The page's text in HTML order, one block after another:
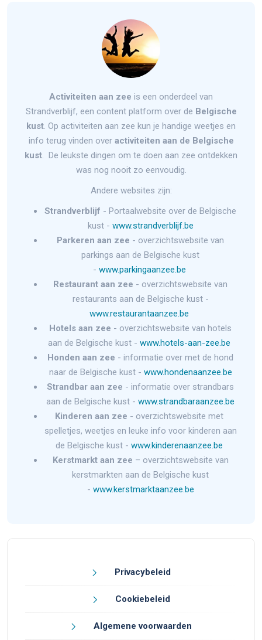
Activiteiten aan zee is een onderdeel van
Strandverblijf, een content platform over de Belgische
kust. Op activiteiten aan zee kun je handige weetjes en
info terug vinden over activiteiten aan de Belgische
kust. De leukste dingen om te doen aan zee ontdekken
was nog nooit zo eenvoudig.
Andere websites zijn:
Strandverblijf - Portaalwebsite over de Belgische
kust - www.strandverblijf.be
Parkeren aan zee - overzichtswebsite van
parkings aan de Belgische kust
- www.parkingaanzee.be
Restaurant aan zee - overzichtswebsite van
restaurants aan de Belgische kust -
www.restaurantaanzee.be
Hotels aan zee - overzichtswebsite van hotels
aan de Belgische kust - www.hotels-aan-zee.be
Honden aan zee - informatie over met de hond
naar de Belgische kust - www.hondenaanzee.be
Strandbar aan zee - informatie over strandbars
aan de Belgische kust - www.strandbaraanzee.be
Kinderen aan zee - overzichtswebsite met
spelletjes, weetjes en leuke info voor kinderen aan
de Belgische kust - www.kinderenaanzee.be
Kerstmarkt aan zee – overzichtswebsite van
kerstmarkten aan de Belgische kust
- www.kerstmarktaanzee.be
Privacybeleid
Cookiebeleid
Algemene voorwaarden